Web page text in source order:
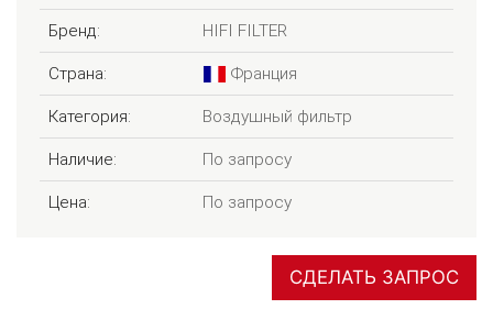
Бренд: HIFI FILTER
Страна: Франция
Категория: Воздушный фильтр
Наличие: По запросу
Цена: По запросу
СДЕЛАТЬ ЗАПРОС